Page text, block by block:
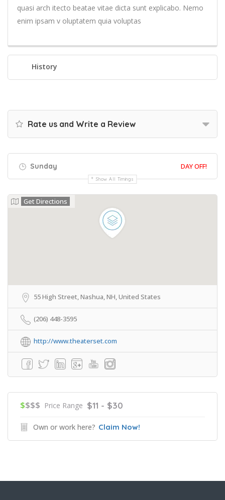
quasi arch itecto beatae vitae dicta sunt explicabo. Nemo
enim ipsam v oluptatem quia voluptas
History
Rate us and Write a Review
Sunday DAY OFF!
Show All Timings
Get Directions
55 High Street, Nashua, NH, United States
(206) 448-3595
http://www.theaterset.com
$$$$ Price Range $11 - $30
Own or work here? Claim Now!